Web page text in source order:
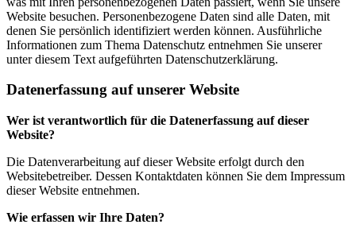
Website besuchen. Personenbezogene Daten sind alle Daten, mit
denen Sie persönlich identifiziert werden können. Ausführliche
Informationen zum Thema Datenschutz entnehmen Sie unserer
unter diesem Text aufgeführten Datenschutzerklärung.
Datenerfassung auf unserer Website
Wer ist verantwortlich für die Datenerfassung auf dieser
Website?
Die Datenverarbeitung auf dieser Website erfolgt durch den
Websitebetreiber. Dessen Kontaktdaten können Sie dem Impressum
dieser Website entnehmen.
Wie erfassen wir Ihre Daten?